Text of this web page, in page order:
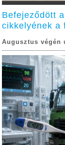
Befejeződött
cikkelyének a
Augusztus végén